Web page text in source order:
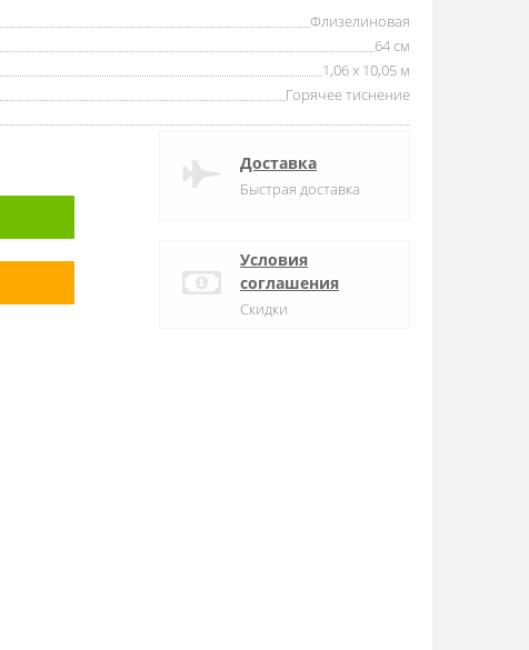
Флизелиновая
64 см
1,06 x 10,05 м
Горячее тиснение
Доставка
Быстрая доставка
Условия
соглашения
Скидки